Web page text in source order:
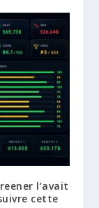
l’avait
cette